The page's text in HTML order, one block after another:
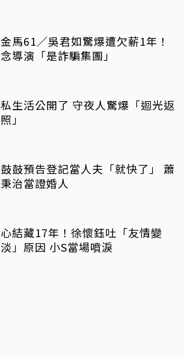
金馬61／吳君如驚爆遭欠薪1年！
念導演「是詐騙集團」
私生活公開了 守夜人驚爆「迴光返
照」
鼓鼓預告登記當人夫「就快了」 蕭
秉治當證婚人
心結藏17年！徐懷鈺吐「友情變
淡」原因 小S當場噴淚